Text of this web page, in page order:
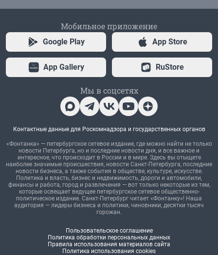
Мобильное приложение
Google Play App Store
App Gallery RuStore
Мы в соцсетях
Контактные данные для Роскомнадзора и государственных органов
«Фонтанка» — петербургское сетевое издание, где можно найти не только
новости Петербурга, но и последние новости дня, и все важное и
интересное, что происходит в России и в мире. Здесь вы отыщете
наиболее значимые происшествия, новости Санкт-Петербурга, последние
новости бизнеса, а также события в обществе, культуре, искусстве.
Политика и власть, бизнес и недвижимость, дороги и автомобили,
финансы и работа, город и развлечения — вот только некоторые из тем,
которые освещает ведущее петербургское сетевое общественно-
политическое издание. Санкт-Петербург читает «Фонтанку»! Наша
аудитория — лидеры бизнеса и политики, чиновники, десятки тысяч
горожан.
Пользовательское соглашение
Политика обработки персональных данных
Правила использования материалов сайта
Политика использования cookies